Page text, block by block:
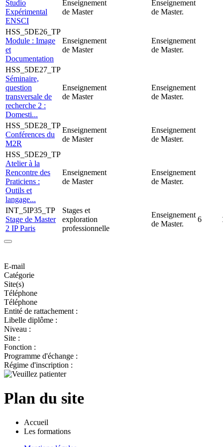
Studio
Expérimental
ENSCI
Enseignement
de Master
Enseignement
de Master.
HSS_5DE26_TP
Module : Image
et
Documentation
Enseignement
de Master
Enseignement
de Master.
HSS_5DE27_TP
Séminaire,
question
transversale de
recherche 2 :
Domesti...
Enseignement
de Master
Enseignement
de Master.
HSS_5DE28_TP
Conférences du
M2R
Enseignement
de Master
Enseignement
de Master.
HSS_5DE29_TP
Atelier à la
Rencontre des
Praticiens :
Outils et
langage...
Enseignement
de Master
Enseignement
de Master.
INT_5IP35_TP
Stage de Master
2 IP Paris
Stages et
exploration
professionnelle
Enseignement
de Master.
6
E-mail
Catégorie
Site(s)
Téléphone
Téléphone
Entité de rattachement :
Libelle diplôme :
Niveau :
Site :
Fonction :
Programme d'échange :
Régime d'inscription :
Plan du site
Accueil
Les formations